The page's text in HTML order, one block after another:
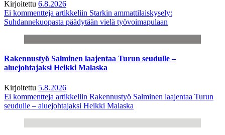
Kirjoitettu 6.8.2026
Ei kommentteja artikkeliin Starkin ammattilaiskysely:
Suhdannekuopasta päädytään vielä työvoimapulaan
Rakennustyö Salminen laajentaa Turun seudulle –
aluejohtajaksi Heikki Malaska
Kirjoitettu 5.8.2026
Ei kommentteja artikkeliin Rakennustyö Salminen laajentaa Turun
seudulle – aluejohtajaksi Heikki Malaska